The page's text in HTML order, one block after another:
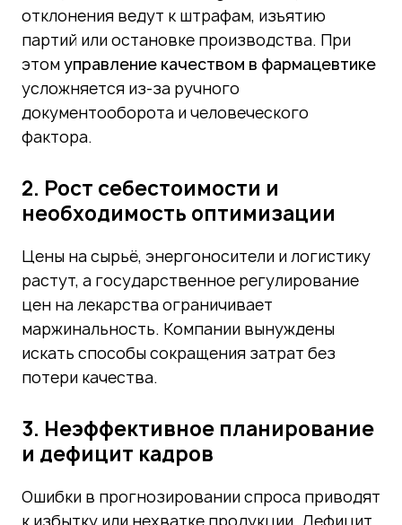
отклонения ведут к штрафам, изъятию
партий или остановке производства. При
этомуправление качеством в фармацевтике
усложняется из-за ручного
документооборота и человеческого
фактора.
2. Рост себестоимости и
необходимость оптимизации
Цены на сырьё, энергоносители и логистику
растут, а государственное регулирование
цен на лекарства ограничивает
маржинальность. Компании вынуждены
искать способы сокращения затрат без
потери качества.
3. Неэффективное планирование
и дефицит кадров
Ошибки в прогнозировании спроса приводят